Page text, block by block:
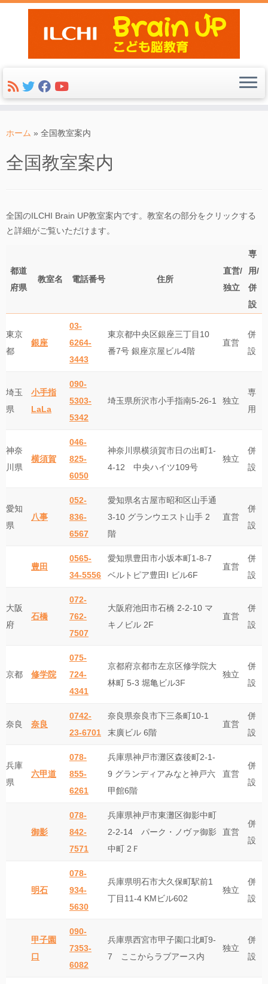
ン
ン
キ
ホーム » 全国教室案内
全国教室案内
全国のILCHI Brain UP教室案内です。教室名の部分をクリックする
と詳細がご覧いただけます。
都道
府県
教室名 電話番号 住所
直営/
独立
専
用/
併
設
東京
都
銀座
03-
6264-
3443
東京都中央区銀座三丁目10
番7号 銀座京屋ビル4階
直営
併
設
埼玉
県
小手指
LaLa
090-
5303-
5342
埼玉県所沢市小手指南5-26-1 独立
専
用
神奈
川県
横須賀
046-
825-
6050
神奈川県横須賀市日の出町1-
4-12 中央ハイツ109号
独立
併
設
愛知
県
八事
052-
836-
6567
愛知県名古屋市昭和区山手通
3-10 グランウエスト山手 2
階
直営
併
設
豊田
0565-
34-5556
愛知県豊田市小坂本町1-8-7
ベルトピア豊田I ビル6F
直営
併
設
大阪
府
石橋
072-
762-
7507
大阪府池田市石橋 2-2-10 マ
キノビル 2F
直営
併
設
京都 修学院
075-
724-
4341
京都府京都市左京区修学院大
林町 5-3 堀亀ビル3F
独立
併
設
奈良 奈良
0742-
23-6701
奈良県奈良市下三条町10-1
末廣ビル 6階
直営
併
設
兵庫
県
六甲道
078-
855-
6261
兵庫県神戸市灘区森後町2-1-
9 グランディアみなと神戸六
甲館6階
直営
併
設
御影
078-
842-
7571
兵庫県神戸市東灘区御影中町
2-2-14 パーク・ノヴァ御影
中町 2Ｆ
直営
併
設
明石
078-
934-
5630
兵庫県明石市大久保町駅前1
丁目11-4 KMビル602
独立
併
設
甲子園
口
090-
7353-
6082
兵庫県西宮市甲子園口北町9-
7 ここからラブアース内
独立
併
設